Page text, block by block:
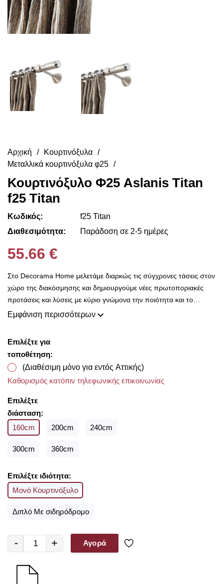
Αρχική
Κουρτινόξυλα
Μεταλλικά κουρτινόξυλα φ25
Κουρτινόξυλο Φ25 Aslanis Titan
f25 Titan
Κωδικός:
f25 Titan
Διαθεσιμότητα:
Παράδοση σε 2-5 ημέρες
55.66 €
Στο Decorama Home μελετάμε διαρκώς τις σύγχρονες τάσεις στον
χώρο της διακόσμησης και δημιουργούμε νέες πρωτοποριακές
προτάσεις και λύσεις με κύριο γνώμονα την ποιότητα και το
ασύγκριτο design, προκειμένου να είμαστε πάντοτε σε θέση να
ιδέες διακόσμησης, που ικανοποιούν ακόμη και τους πιο
απαιτητικούς! Στο Decorama Home έχουμε ως στόχο να
χαρίσουμε χρώμα και ασύγκριτο στυλ στο προσωπικό σας χώρο
και να τον αναδείξουμε με τον πιο όμορφο τρόπο!
δωρεάν μέτρηση υφασμάτων για να επιλέξετε μέσα από τις
υπέροχες συλλογές που διαθέτουμε από οίκους του
εξωτερικού σε προσιτές τιμές!!
Εμφάνιση περισσότερων
Επιλέξτε για
τοποθέτηση:
(Διαθέσιμη μόνο για εντός Αττικής)
Καθορισμός κατόπιν τηλεφωνικής επικοινωνίας
Επιλέξτε
διάσταση:
160cm
200cm 240cm
300cm 360cm
Επιλέξτε ιδιότητα:
Μονό Κουρτινόξυλο
Διπλό Με σιδηρόδρομο
- + Αγορά